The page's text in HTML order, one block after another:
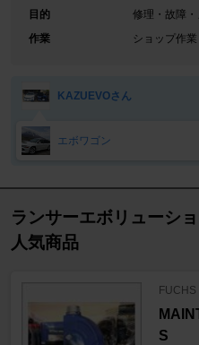
目的
修理・故障
作業
ショップ作業
KAZUEVOさん
エボワゴン
ランサーエボリューシ
人気商品
FUCHS
S